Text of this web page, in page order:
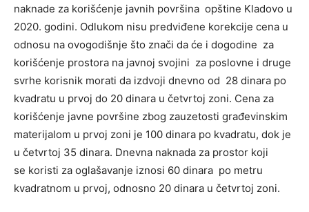
naknade za korišćenje javnih površina opštine Kladovo u
2020. godini. Odlukom nisu predviđene korekcije cena u
odnosu na ovogodišnje što znači da će i dogodine za
korišćenje prostora na javnoj svojini za poslovne i druge
svrhe korisnik morati da izdvoji dnevno od 28 dinara po
kvadratu u prvoj do 20 dinara u četvrtoj zoni. Cena za
korišćenje javne površine zbog zauzetosti građevinskim
materijalom u prvoj zoni je 100 dinara po kvadratu, dok je
u četvrtoj 35 dinara. Dnevna naknada za prostor koji
se koristi za oglašavanje iznosi 60 dinara po metru
kvadratnom u prvoj, odnosno 20 dinara u četvrtoj zoni.